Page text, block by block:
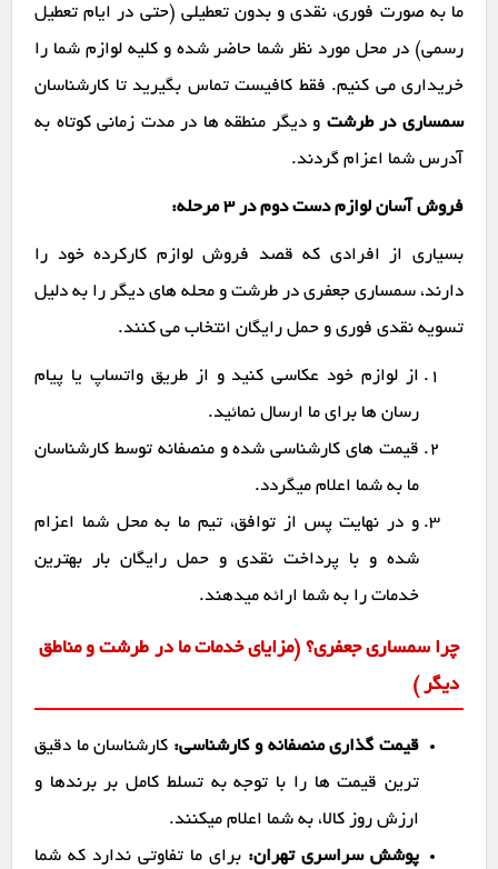
ما به صورت فوری، نقدی و بدون تعطیلی (حتی در ایام تعطیل
رسمی) در محل مورد نظر شما حاضر شده و کلیه لوازم شما را
خریداری می کنیم. فقط کافیست تماس بگیرید تا کارشناسان
سمساری در طرشت و دیگر منطقه ها در مدت زمانی کوتاه به
آدرس شما اعزام گردند.
فروش آسان لوازم دست دوم در ۳ مرحله:
بسیاری از افرادی که قصد فروش لوازم کارکرده خود را
دارند، سمساری جعفری در طرشت و محله های دیگر را به دلیل
تسویه نقدی فوری و حمل رایگان انتخاب می کنند.
از لوازم خود عکاسی کنید و از طریق واتساپ یا پیام
رسان ها برای ما ارسال نمائید.
قیمت های کارشناسی شده و منصفانه توسط کارشناسان
ما به شما اعلام میگردد.
و در نهایت پس از توافق، تیم ما به محل شما اعزام
شده و با پرداخت نقدی و حمل رایگان بار بهترین
خدمات را به شما ارائه میدهند.
چرا سمساری جعفری؟ (مزایای خدمات ما در طرشت و مناطق
دیگر )
قیمت گذاری منصفانه و کارشناسی: کارشناسان ما دقیق
ترین قیمت ها را با توجه به تسلط کامل بر برندها و
ارزش روز کالا، به شما اعلام میکنند.
پوشش سراسری تهران: برای ما تفاوتی ندارد که شما